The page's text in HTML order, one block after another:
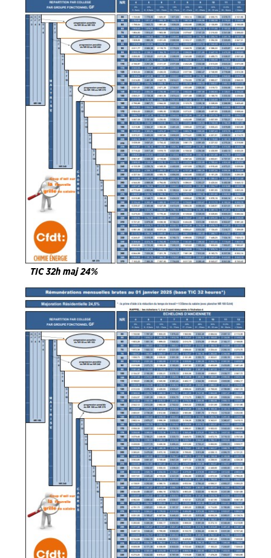
TIC 32h maj 24%